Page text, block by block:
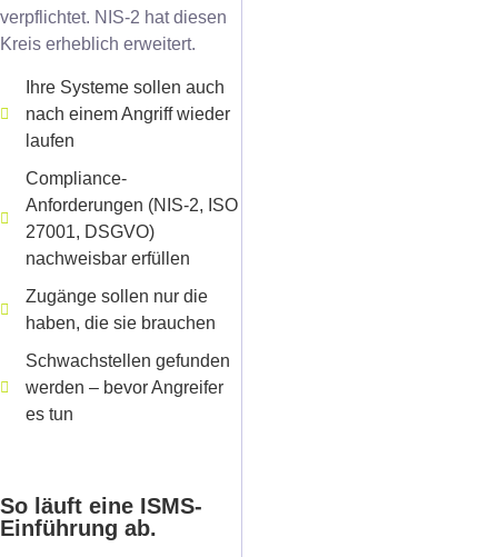
verpflichtet. NIS-2 hat diesen
Kreis erheblich erweitert.
Ihre Systeme sollen auch
nach einem Angriff wieder
laufen
Compliance-
Anforderungen (NIS-2, ISO
27001, DSGVO)
nachweisbar erfüllen
Zugänge sollen nur die
haben, die sie brauchen
Schwachstellen gefunden
werden – bevor Angreifer
es tun
So läuft eine ISMS-
Einführung ab.